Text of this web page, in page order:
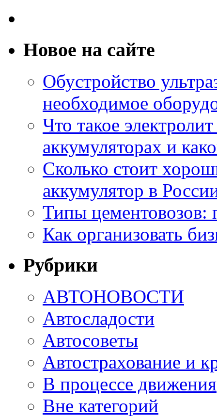
Новое на сайте
Обустройство
необходимое
Что такое
аккумуляторах и
Сколько стоит
аккумулятор в
Типы цементовозов:
Как организовать
Рубрики
АВТОНОВОСТИ
Автосладости
Автосоветы
Автострахование и
В процессе движения
Вне категорий